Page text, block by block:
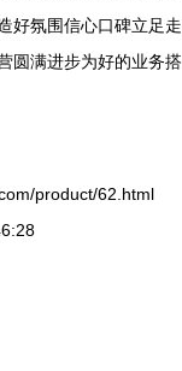
好氛围信心口碑立足走
圆满进步为好的业务搭
product/62.html